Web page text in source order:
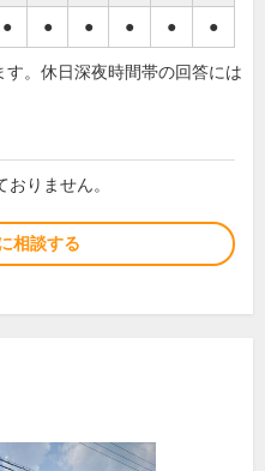
● ● ● ● ● ●
。休日深夜時間帯の回答には
りません。
相談する